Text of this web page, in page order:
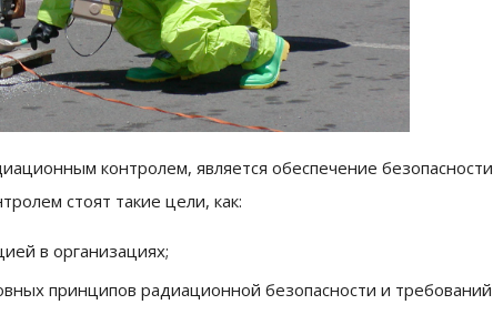
контролем, является обеспечение безопасности
стоят такие цели, как:
в организациях;
принципов радиационной безопасности и требований